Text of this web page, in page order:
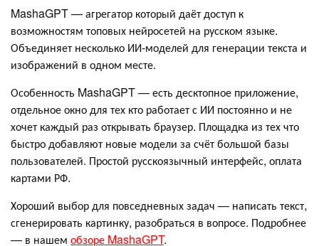
MashaGPT — агрегатор который даёт доступ к
возможностям топовых нейросетей на русском языке.
Объединяет несколько ИИ-моделей для генерации текста и
изображений в одном месте.
Особенность MashaGPT — есть десктопное приложение,
отдельное окно для тех кто работает с ИИ постоянно и не
хочет каждый раз открывать браузер. Площадка из тех что
быстро добавляют новые модели за счёт большой базы
пользователей. Простой русскоязычный интерфейс, оплата
картами РФ.
Хороший выбор для повседневных задач — написать текст,
сгенерировать картинку, разобраться в вопросе. Подробнее
— в нашем обзоре MashaGPT.